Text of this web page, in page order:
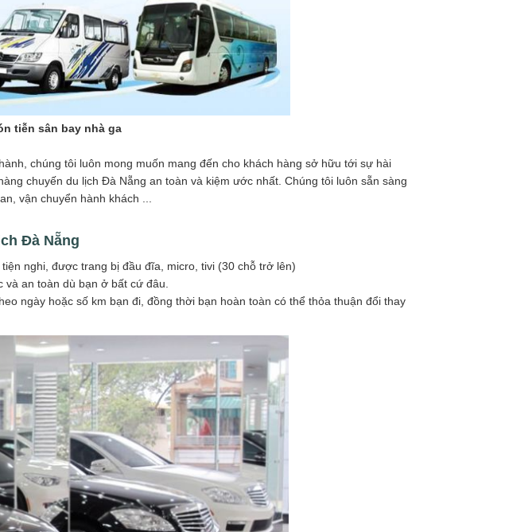
tiễn sân bay nhà ga
chúng tôi luôn mong muốn mang đến cho khách hàng sở hữu tới sự hài
chuyến du lịch Đà Nẵng an toàn và kiệm ước nhất. Chúng tôi luôn sẵn sàng
vận chuyển hành khách ...
Đà Nẵng
nghi, được trang bị đầu đĩa, micro, tivi (30 chỗ trở lên)
an toàn dù bạn ở bất cứ đâu.
ngày hoặc số km bạn đi, đồng thời bạn hoàn toàn có thể thỏa thuận đổi thay